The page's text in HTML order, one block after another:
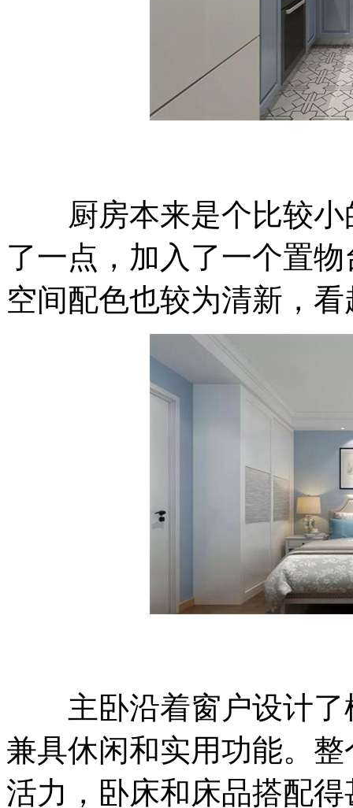
厨房本来是个比较小
了一点，加入了一个置
空间配色也较为清新，
主卧沿着窗户设计了
兼具休闲和实用功能。
活力，卧床和床品搭配